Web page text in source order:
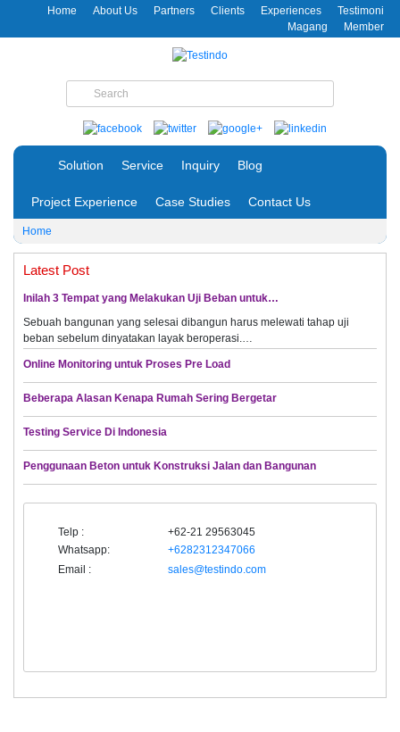
Home About Us Partners Clients Experiences
Testimoni
Magang
Member
Solution Service Inquiry Blog
Project Experience Case Studies Contact Us
Home
Latest Post
Inilah 3 Tempat yang Melakukan Uji Beban untuk…
Sebuah bangunan yang selesai dibangun harus melewati tahap uji
beban sebelum dinyatakan layak beroperasi.…
Online Monitoring untuk Proses Pre Load
Beberapa Alasan Kenapa Rumah Sering Bergetar
Testing Service Di Indonesia
Penggunaan Beton untuk Konstruksi Jalan dan Bangunan
Telp :
+62-21 29563045
Whatsapp:
+6282312347066
Email :
sales@testindo.com